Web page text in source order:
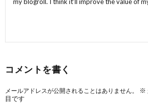
コメントを書く
メールアドレスが公開されることはありません。 ※
目です